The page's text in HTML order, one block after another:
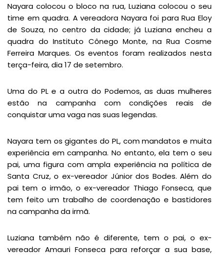
Nayara colocou o bloco na rua, Luziana colocou o seu
time em quadra. A vereadora Nayara foi para Rua Eloy
de Souza, no centro da cidade; já Luziana encheu a
quadra do Instituto Cônego Monte, na Rua Cosme
Ferreira Marques. Os eventos foram realizados nesta
terça-feira, dia 17 de setembro.
Uma do PL e a outra do Podemos, as duas mulheres
estão na campanha com condições reais de
conquistar uma vaga nas suas legendas.
Nayara tem os gigantes do PL, com mandatos e muita
experiência em campanha. No entanto, ela tem o seu
pai, uma figura com ampla experiência na política de
Santa Cruz, o ex-vereador Júnior dos Bodes. Além do
pai tem o irmão, o ex-vereador Thiago Fonseca, que
tem feito um trabalho de coordenação e bastidores
na campanha da irmã.
Luziana também não é diferente, tem o pai, o ex-
vereador Amauri Fonseca para reforçar a sua base,